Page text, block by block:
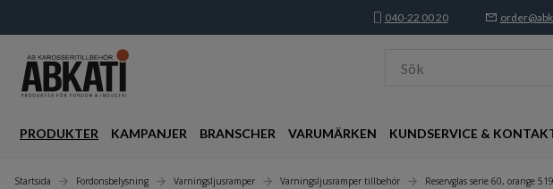
040-22 00 20
Sök
PRODUKTER KAMPANJER BRANSCHER VARUMÄRKEN KUNDSERVICE &
Startsida Fordonsbelysning Varningsljusramper Varningsljusramper tillbehör Reservglas serie 60, orange